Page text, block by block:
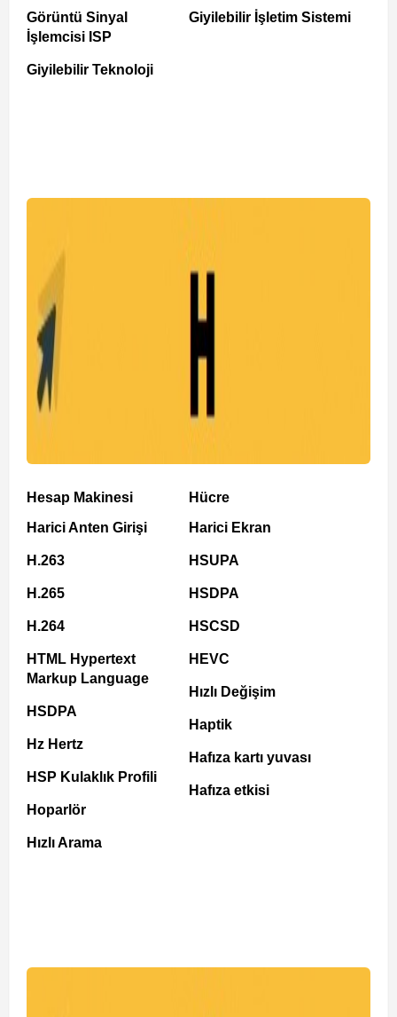
Görüntü Sinyal
İşlemcisi ISP
Giyilebilir Teknoloji
Giyilebilir İşletim Sistemi
Hesap Makinesi
Harici Anten Girişi
H.263
H.265
H.264
HTML Hypertext
Markup Language
HSDPA
Hz Hertz
HSP Kulaklık Profili
Hoparlör
Hızlı Arama
Hücre
Harici Ekran
HSUPA
HSDPA
HSCSD
HEVC
Hızlı Değişim
Haptik
Hafıza kartı yuvası
Hafıza etkisi